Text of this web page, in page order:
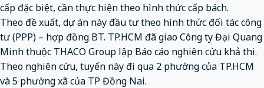
cấp đặc biệt, cần thực hiện theo hình thức cấp bách.
Theo đề xuất, dự án này đầu tư theo hình thức đối tác công
tư (PPP) – hợp đồng BT. TP.HCM đã giao Công ty Đại Quang
Minh thuộc THACO Group lập Báo cáo nghiên cứu khả thi.
Theo nghiên cứu, tuyến này đi qua 2 phường của TP.HCM
và 5 phường xã của TP Đồng Nai.